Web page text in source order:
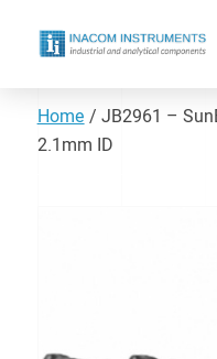
Home / JB2961 –
2.1mm ID